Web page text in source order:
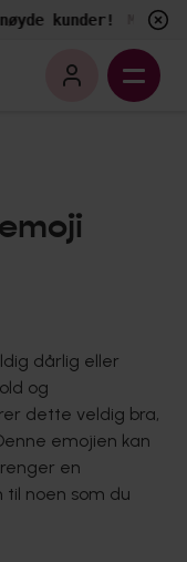
kunder! Målt av
dårlig eller
og
dette veldig bra,
emojien kan
en
til noen som du